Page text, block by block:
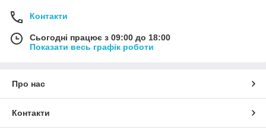
Контакти
Сьогодні працює з 09:00 до 18:00
Показати весь графік роботи
Про нас
Контакти